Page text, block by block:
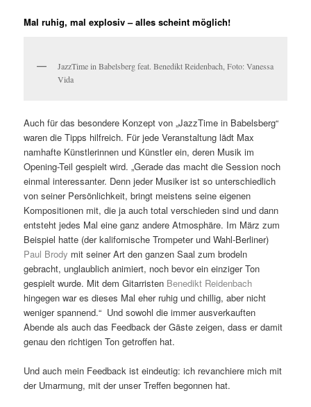
Mal ruhig, mal explosiv – alles scheint möglich!
JazzTime in Babelsberg feat. Benedikt Reidenbach, Foto: Vanessa
Vida
Auch für das besondere Konzept von „JazzTime in Babelsberg“
waren die Tipps hilfreich. Für jede Veranstaltung lädt Max
namhafte Künstlerinnen und Künstler ein, deren Musik im
Opening-Teil gespielt wird. „Gerade das macht die Session noch
einmal interessanter. Denn jeder Musiker ist so unterschiedlich
von seiner Persönlichkeit, bringt meistens seine eigenen
Kompositionen mit, die ja auch total verschieden sind und dann
entsteht jedes Mal eine ganz andere Atmosphäre. Im März zum
Beispiel hatte (der kalifornische Trompeter und Wahl-Berliner)
Paul Brody mit seiner Art den ganzen Saal zum brodeln
gebracht, unglaublich animiert, noch bevor ein einziger Ton
gespielt wurde. Mit dem Gitarristen Benedikt Reidenbach
hingegen war es dieses Mal eher ruhig und chillig, aber nicht
weniger spannend.“ Und sowohl die immer ausverkauften
Abende als auch das Feedback der Gäste zeigen, dass er damit
genau den richtigen Ton getroffen hat.
Und auch mein Feedback ist eindeutig: ich revanchiere mich mit
der Umarmung, mit der unser Treffen begonnen hat.